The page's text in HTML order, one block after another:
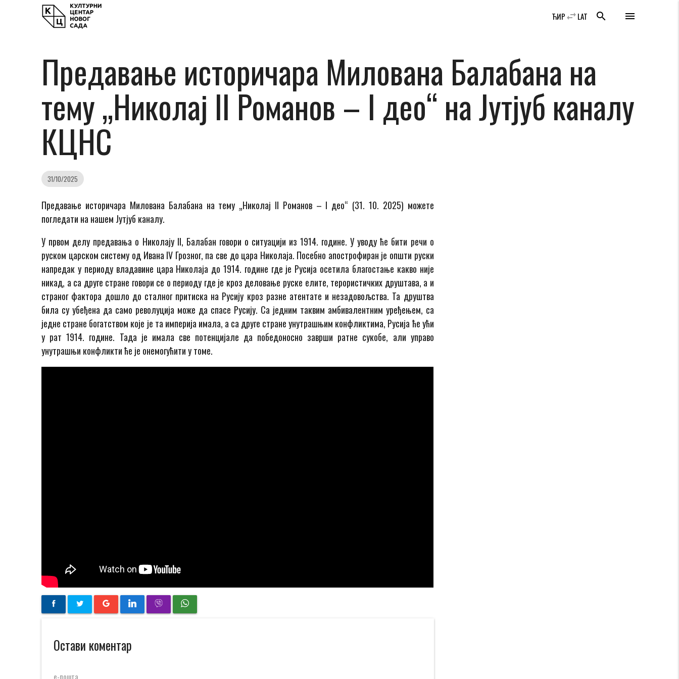
menu
search
LAT
swap_horiz
ЋИР
Предавање историчара Милована Балабана на
тему „Николај II Романов – I део“ на Јутјуб каналу
КЦНС
31/10/2025
Предавање историчара Милована Балабана на тему „Николај II Романов – I део“ (31. 10. 2025) можете
погледати на нашем Јутјуб каналу.
У првом делу предавања о Николају II, Балабан говори о ситуацији из 1914. године. У уводу ће бити речи о
руском царском систему од Ивана IV Грозног, па све до цара Николаја. Посебно апострофиран је општи руски
напредак у периоду владавине цара Николаја до 1914. године где је Русија осетила благостање какво није
никад, а са друге стране говори се о периоду где је кроз деловање руске елите, терористичких друштава, а и
страног фактора дошло до сталног притиска на Русију кроз разне атентате и незадовољства. Та друштва
била су убеђена да само револуција може да спасе Русију. Са једним таквим амбивалентним уређењем, са
једне стране богатством које је та империја имала, а са друге стране унутрашњим конфликтима, Русија ће ући
у рат 1914. године. Тада је имала све потенцијале да победоносно заврши ратне сукобе, али управо
унутрашњи конфликти ће је онемогућити у томе.
Остави коментар
е-пошта